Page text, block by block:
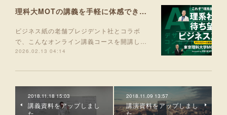
理科大MOTの講義を手軽に体感できる入門コース 5月より開講！
ビジネス紙の老舗プレジデント社とコラボ
で、こんなオンライン講義コースを開講し…
2026.02.13 04:14
2018.11.18 15:03
講義資料をアップしまし
た。
2018.11.09 13:57
講演資料をアップしまし
た。